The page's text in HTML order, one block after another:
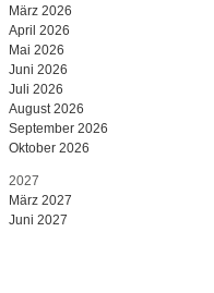
März 2026
April 2026
Mai 2026
Juni 2026
Juli 2026
August 2026
September 2026
Oktober 2026
2027
März 2027
Juni 2027